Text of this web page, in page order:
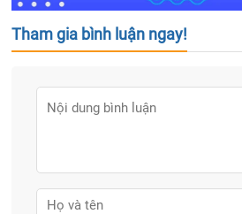
Tham gia bình luận ngay!